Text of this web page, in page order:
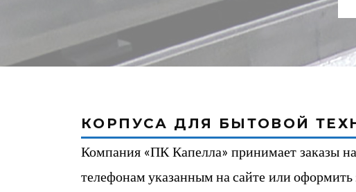
КОРПУСА ДЛЯ БЫТОВОЙ
Компания «ПК Капелла» принимает заказы
телефонам указанным на сайте или оформить